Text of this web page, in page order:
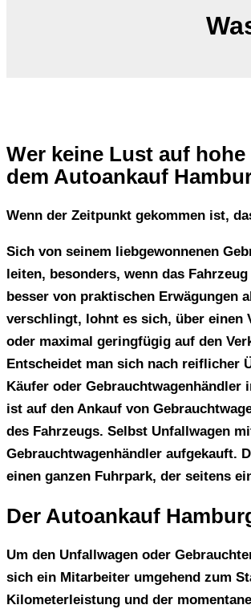
Wer keine Lust auf
dem Autoankauf
Wenn der Zeitpunkt gekommen ist,
Sich von seinem liebgewonnenen
leiten, besonders, wenn das
besser von praktischen Erwägungen
verschlingt, lohnt es sich, über einen
oder maximal geringfügig auf den
Entscheidet man sich nach reiflicher
Käufer oder Gebrauchtwagenhändler
ist auf den Ankauf von
des Fahrzeugs. Selbst Unfallwagen
Gebrauchtwagenhändler aufgekauft.
einen ganzen Fuhrpark, der seitens
Der Autoankauf
Um den Unfallwagen oder
sich ein Mitarbeiter umgehend zum
Kilometerleistung und der